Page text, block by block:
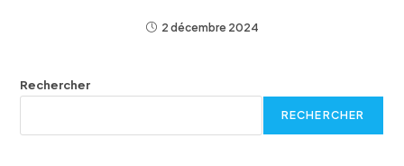
2 décembre 2024
Rechercher
RECHERCHER